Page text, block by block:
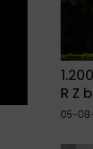
R Z
05-